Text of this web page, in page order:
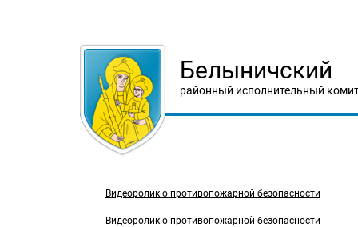
Белыничский
районный исполнительный
Видеоролик о противопожарной безопасности
Видеоролик о противопожарной безопасности